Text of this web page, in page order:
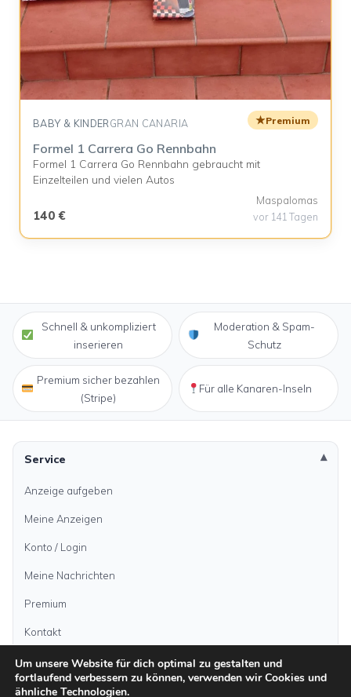
BABY & KINDERGRAN CANARIA ★Premium
Formel 1 Carrera Go Rennbahn
Formel 1 Carrera Go Rennbahn gebraucht mit
Einzelteilen und vielen Autos
140 €
Maspalomas
vor 141 Tagen
Schnell & unkompliziert
inserieren
Moderation & Spam-
Schutz
Premium sicher bezahlen
(Stripe)
Für alle Kanaren-Inseln
Service
Anzeige aufgeben
Meine Anzeigen
Konto / Login
Meine Nachrichten
Premium
Kontakt
Anzeige aufgeben
Um unsere Website für dich optimal zu gestalten und
fortlaufend verbessern zu können, verwenden wir Cookies und
ähnliche Technologien.